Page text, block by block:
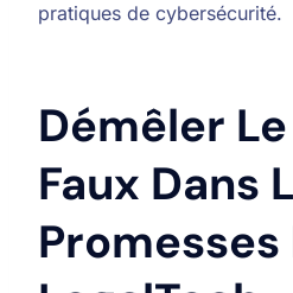
pratiques de cybersécurité.
Démêler
Faux Dans
Promesses